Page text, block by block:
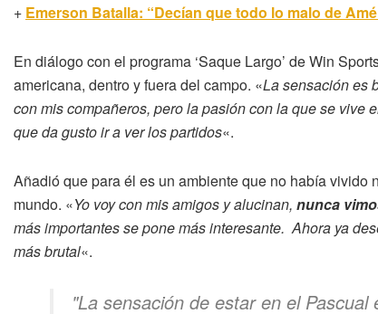
+ Emerson Batalla: “Decían que todo lo malo de
En diálogo con el programa ‘Saque Largo’ de Win
americana, dentro y fuera del campo. «La sensación es
con mis compañeros, pero la pasión con la que se vive
que da gusto ir a ver los partidos«.
Añadió que para él es un ambiente que no había
mundo. «Yo voy con mis amigos y alucinan, nunca
más importantes se pone más interesante. Ahora ya
más brutal«.
"La sensación de estar en el